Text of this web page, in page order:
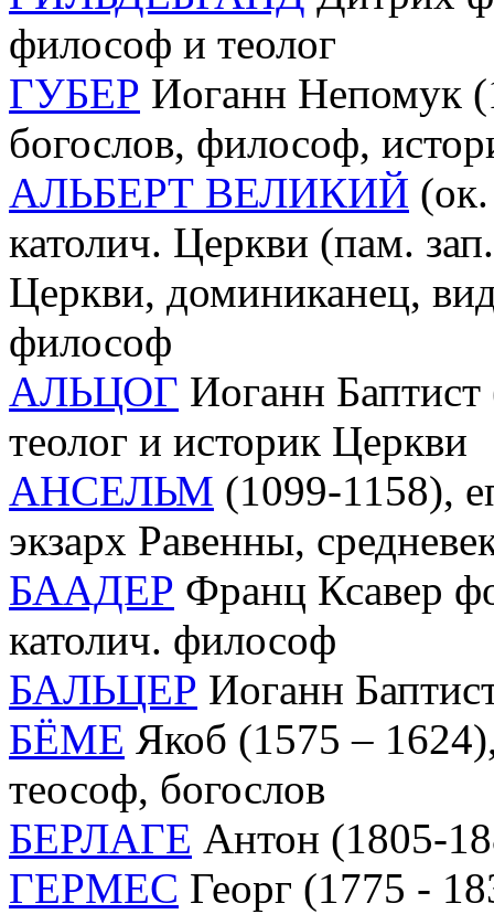
философ и теолог
ГУБЕР Иоганн Непомук
богослов, философ,
АЛЬБЕРТ ВЕЛИКИЙ
католич. Церкви (пам.
Церкви, доминиканец,
философ
АЛЬЦОГ Иоганн
теолог и историк Церкви
АНСЕЛЬМ (1099-1158),
экзарх Равенны,
БААДЕР Франц Ксавер
католич. философ
БАЛЬЦЕР Иоганн
БЁМЕ Якоб (1575 –
теософ, богослов
БЕРЛАГЕ Антон (1805-
ГЕРМЕС Георг (1775 -